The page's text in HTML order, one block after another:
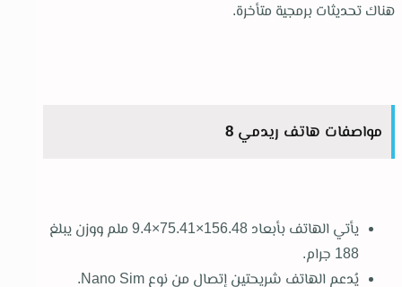
هناك تحديثات برمجية متأخرة.
مواصفات هاتف ريدمي 8
يأتي الهاتف بأبعاد 156.48×75.41×9.4 ملم ووزن يبلغ
188 جرام.
يُدعم الهاتف شريحتين إتصال من نوع Nano Sim.